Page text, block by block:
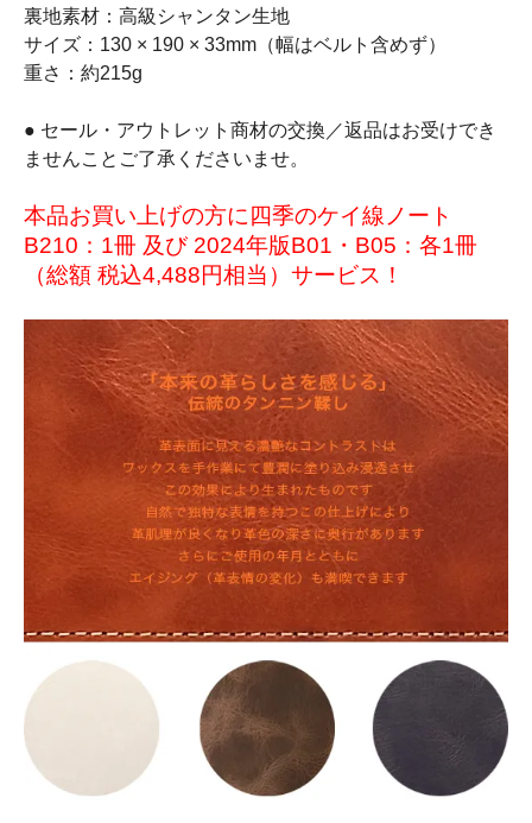
裏地素材：高級シャンタン生地
サイズ：130 × 190 × 33mm（幅はベルト含めず）
重さ：約215g
● セール・アウトレット商材の交換／返品はお受けでき
ませんことご了承くださいませ。
本品お買い上げの方に四季のケイ線ノート
B210：1冊 及び 2024年版B01・B05：各1冊
（総額 税込4,488円相当）サービス！